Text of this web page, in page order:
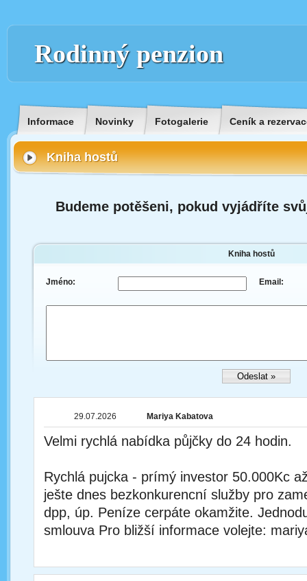
Rodinný penzion
Informace Novinky Fotogalerie Ceník a
Kniha hostů
Budeme potěšeni, pokud vyjádříte
Kniha hostů
Jméno: Email:
29.07.2026 Mariya Kabatova
Velmi rychlá nabídka půjčky do 24 hodin.
Rychlá pujcka - prímý investor 50.000Kc
ješte dnes bezkonkurencní služby pro
dpp, úp. Peníze cerpáte okamžite.
smlouva Pro bližší informace volejte: